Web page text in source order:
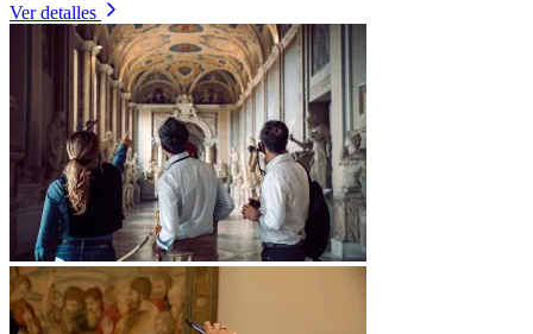
Ver detalles